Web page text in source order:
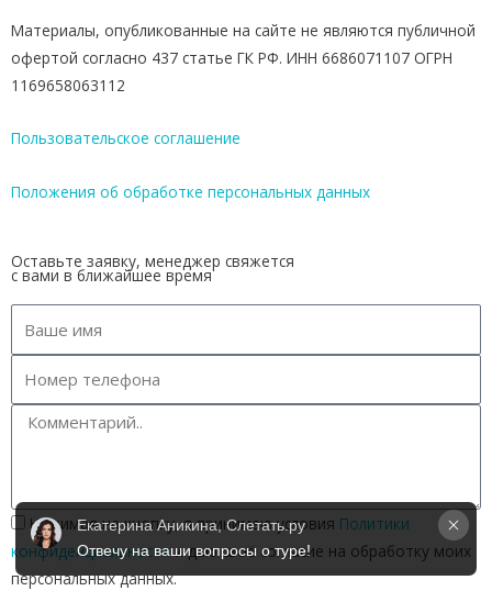
Материалы, опубликованные на сайте не являются публичной
офертой согласно 437 статье ГК РФ. ИНН 6686071107 ОГРН
1169658063112
Пользовательское соглашение
Положения об обработке персональных данных
Оставьте заявку, менеджер свяжется
с вами в ближайшее время
Нажимая на кнопку, я принимаю условия Политики
конфиденциальностии даю своё согласие на обработку моих
персональных данных.
Екатерина Аникина, Слетать.ру
Отвечу на ваши вопросы о туре!